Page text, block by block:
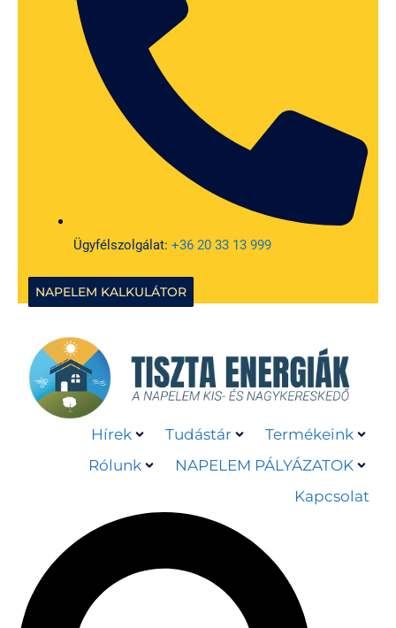
Ügyfélszolgálat:+36 20 33 13 999
NAPELEM KALKULÁTOR
Hírek Tudástár
Termékeink
Rólunk
NAPELEM PÁLYÁZATOK
Kapcsolat